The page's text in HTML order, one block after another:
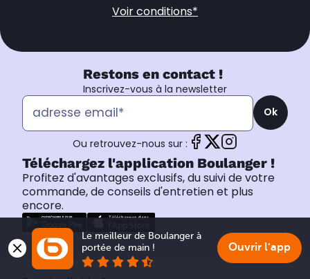
Voir conditions*
Restons en contact !
Inscrivez-vous à la newsletter
Ok
Ou retrouvez-nous sur :
Téléchargez l'application Boulanger !
Profitez d'avantages exclusifs, du suivi de votre
commande, de conseils d'entretien et plus
encore.
Le meilleur de Boulanger à
portée de main !
Ouvrir l'app